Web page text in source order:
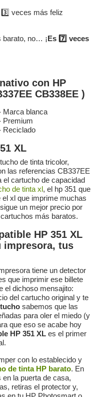
veces más feliz
barato, no… ¡Es 7️⃣ veces
con HP
CB338EE )
Marca blanca
Premium
Reciclado
XL
de tinta tricolor,
las referencias CB337EE
el cartucho de capacidad
de tinta xl, el hp 351 que
xl que imprime muchas
un mejor precio por
más baratos.
HP 351 XL
impresora, tus
tiene un detector
que imprimir ese billete
el dichoso mensajito:
del cartucho original y te
sabemos que las
para oler el miedo (y
que eso se acabe hoy
HP 351 XL es el primer
con lo establecido y
de tinta HP barato. En
la puerta de casa,
retiras el protector y,